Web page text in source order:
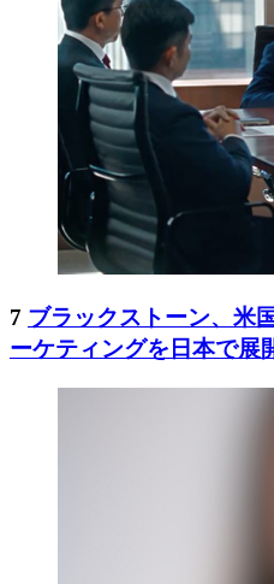
7 ブラックストーン、米
ーケティングを日本で展